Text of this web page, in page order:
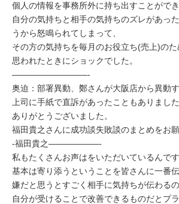
個人の情報を事務所外に持ち出すことがで
自分の気持ちと相手の気持ちのズレがあっ
うから怒鳴られてしまって、
その方の気持ちを毎月のお役立ち(売上)の
思われたときにショックでした。
—————————-
奥迫：部署異動、鄭さんが大阪店から異動す
上司に手紙で直訴があったこともありました
ありがとうございました。
福田貴之さんに成功談失敗談のまとめをお願
-福田貴之——————-
私もたくさんお声はをいただいているんです
基本は寄り添うということを皆さんに一番伝
嫌だと思うとすごく相手に気持ちが伝わるの
自分が受けることで改善できるものだとプ